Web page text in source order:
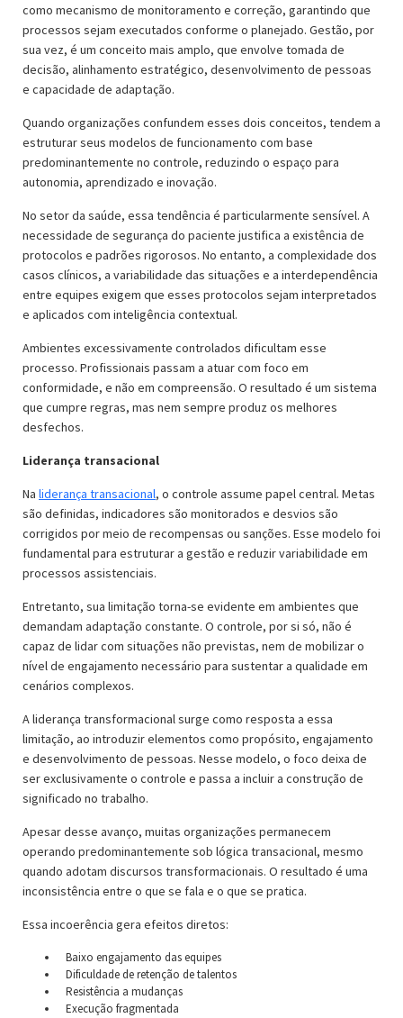
como mecanismo de monitoramento e correção, garantindo que
processos sejam executados conforme o planejado. Gestão, por
sua vez, é um conceito mais amplo, que envolve tomada de
decisão, alinhamento estratégico, desenvolvimento de pessoas
e capacidade de adaptação.
Quando organizações confundem esses dois conceitos, tendem a
estruturar seus modelos de funcionamento com base
predominantemente no controle, reduzindo o espaço para
autonomia, aprendizado e inovação.
No setor da saúde, essa tendência é particularmente sensível. A
necessidade de segurança do paciente justifica a existência de
protocolos e padrões rigorosos. No entanto, a complexidade dos
casos clínicos, a variabilidade das situações e a interdependência
entre equipes exigem que esses protocolos sejam interpretados
e aplicados com inteligência contextual.
Ambientes excessivamente controlados dificultam esse
processo. Profissionais passam a atuar com foco em
conformidade, e não em compreensão. O resultado é um sistema
que cumpre regras, mas nem sempre produz os melhores
desfechos.
Liderança transacional
Na liderança transacional, o controle assume papel central. Metas
são definidas, indicadores são monitorados e desvios são
corrigidos por meio de recompensas ou sanções. Esse modelo foi
fundamental para estruturar a gestão e reduzir variabilidade em
processos assistenciais.
Entretanto, sua limitação torna-se evidente em ambientes que
demandam adaptação constante. O controle, por si só, não é
capaz de lidar com situações não previstas, nem de mobilizar o
nível de engajamento necessário para sustentar a qualidade em
cenários complexos.
A liderança transformacional surge como resposta a essa
limitação, ao introduzir elementos como propósito, engajamento
e desenvolvimento de pessoas. Nesse modelo, o foco deixa de
ser exclusivamente o controle e passa a incluir a construção de
significado no trabalho.
Apesar desse avanço, muitas organizações permanecem
operando predominantemente sob lógica transacional, mesmo
quando adotam discursos transformacionais. O resultado é uma
inconsistência entre o que se fala e o que se pratica.
Essa incoerência gera efeitos diretos:
Baixo engajamento das equipes
Dificuldade de retenção de talentos
Resistência a mudanças
Execução fragmentada